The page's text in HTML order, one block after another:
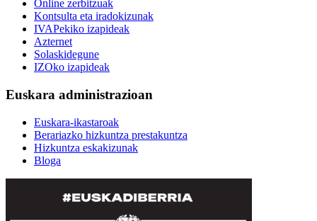
Online zerbitzuak
Kontsulta eta iradokizunak
IVAPekiko izapideak
Azternet
Solaskidegune
IZOko izapideak
Euskara administrazioan
Euskara-ikastaroak
Berariazko hizkuntza prestakuntza
Hizkuntza eskakizunak
Bloga